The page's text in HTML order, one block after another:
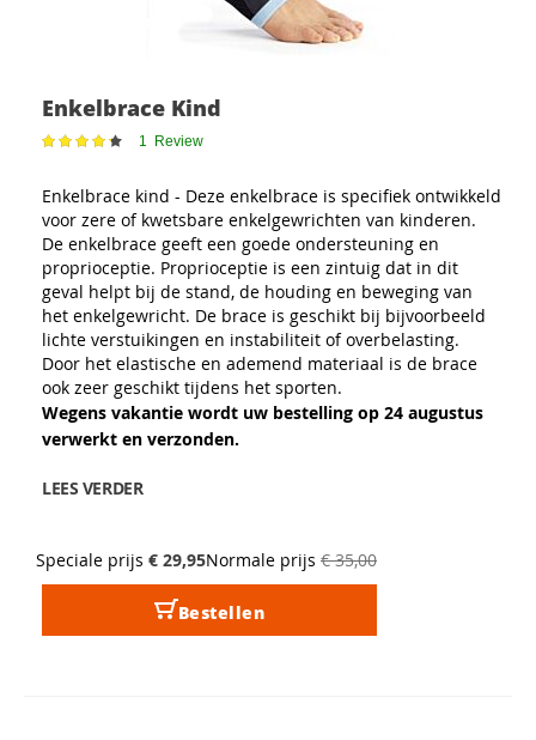
Enkelbrace Kind
Waardering: 1 Review
Enkelbrace kind - Deze enkelbrace is specifiek ontwikkeld
voor zere of kwetsbare enkelgewrichten van kinderen.
De enkelbrace geeft een goede ondersteuning en
proprioceptie. Proprioceptie is een zintuig dat in dit
geval helpt bij de stand, de houding en beweging van
het enkelgewricht. De brace is geschikt bij bijvoorbeeld
lichte verstuikingen en instabiliteit of overbelasting.
Door het elastische en ademend materiaal is de brace
ook zeer geschikt tijdens het sporten.
Wegens vakantie wordt uw bestelling op 24 augustus
verwerkt en verzonden.
LEES VERDER
Speciale prijs € 29,95Normale prijs € 35,00
Bestellen